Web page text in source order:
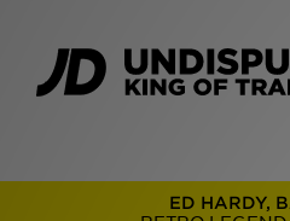
ED HARDY,